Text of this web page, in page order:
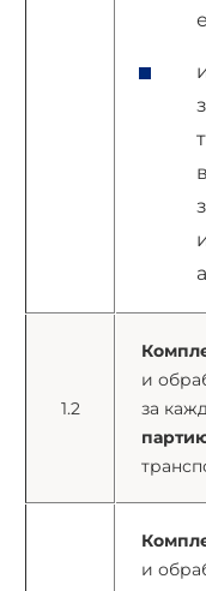
1.2
и
за
и